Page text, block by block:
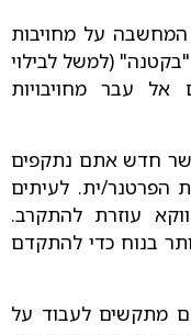
על מחויבות
(למשל לבילוי
עבר מחויבויות
חדש אתם נתקפים
הפרטנר/ית. לעיתים
עוזרת להתקרב.
בנוח כדי להתקדם
מתקשים לעבוד על